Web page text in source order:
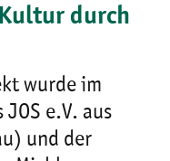
durch
wurde im
e.V. aus
und der